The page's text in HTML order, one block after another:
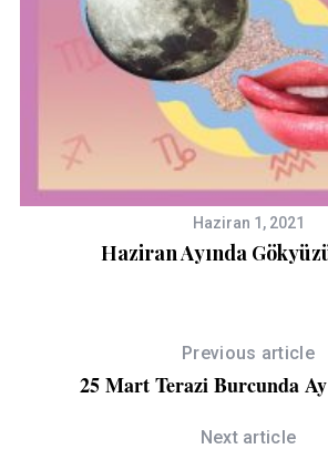
Haziran 1, 2021
Haziran Ayında
Previous article
25 Mart Terazi Burcunda
Next article